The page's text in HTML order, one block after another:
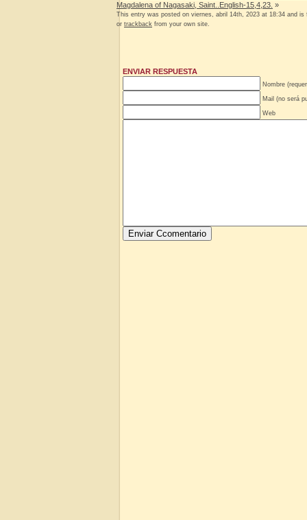
Magdalena of Nagasaki, Saint..English-15,4,23. »
This entry was posted on viernes, abril 14th, 2023 at 18:34 and is
or trackback from your own site.
ENVIAR RESPUESTA
Nombre
Mail (no será
Web